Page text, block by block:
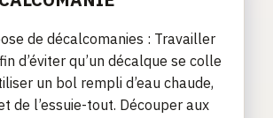
de décalcomanies : Travailler
d’éviter qu’un décalque se colle
un bol rempli d’eau chaude,
de l’essuie-tout. Découper aux